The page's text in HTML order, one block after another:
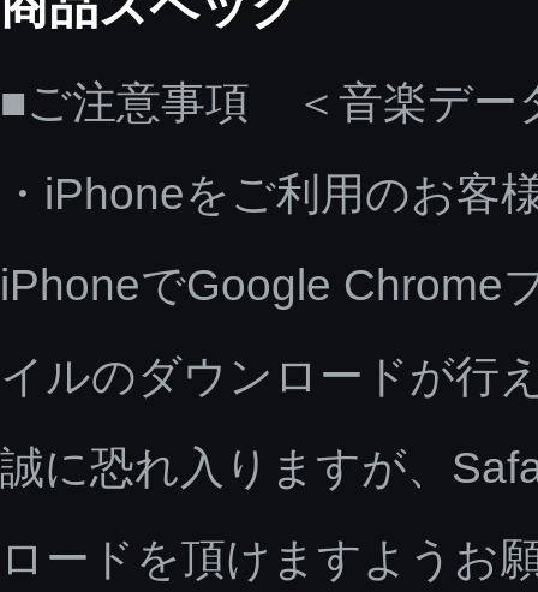
■ご注意事項 ＜音楽デー
・iPhoneをご利用のお客
iPhoneでGoogle Chrome
イルのダウンロードが行
誠に恐れ入りますが、
ロードを頂けますようお